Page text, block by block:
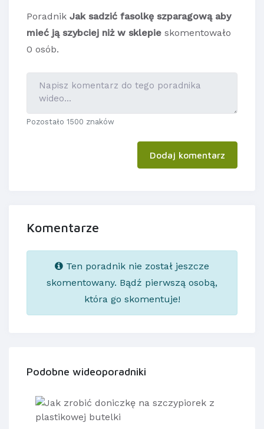
Poradnik Jak sadzić fasolkę szparagową aby
mieć ją szybciej niż w sklepie skomentowało
0 osób.
Pozostało 1500 znaków
Dodaj komentarz
Komentarze
Ten poradnik nie został jeszcze
skomentowany. Bądź pierwszą osobą,
która go skomentuje!
Podobne wideoporadniki